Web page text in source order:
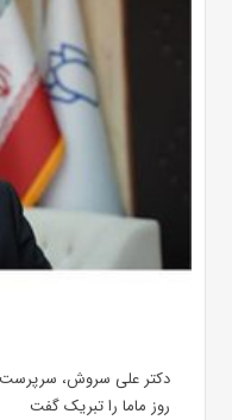
دکتر علی سروش، سرپرست
روز ماما را تبریک گفت